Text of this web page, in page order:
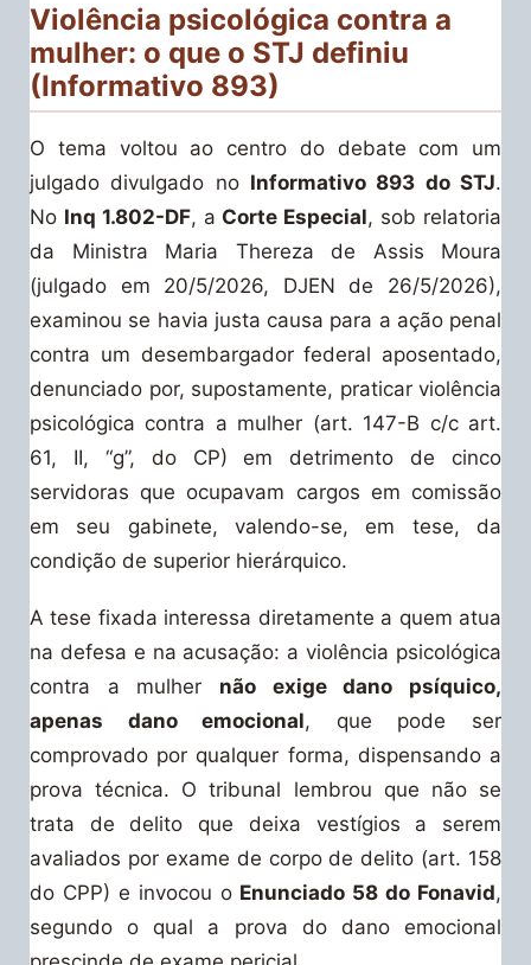
Violência psicológica contra a
mulher: o que o STJ definiu
(Informativo 893)
O tema voltou ao centro do debate com um
julgado divulgado no Informativo 893 do STJ.
No Inq 1.802-DF, a Corte Especial, sob relatoria
da Ministra Maria Thereza de Assis Moura
(julgado em 20/5/2026, DJEN de 26/5/2026),
examinou se havia justa causa para a ação penal
contra um desembargador federal aposentado,
denunciado por, supostamente, praticar violência
psicológica contra a mulher (art. 147-B c/c art.
61, II, “g”, do CP) em detrimento de cinco
servidoras que ocupavam cargos em comissão
em seu gabinete, valendo-se, em tese, da
condição de superior hierárquico.
A tese fixada interessa diretamente a quem atua
na defesa e na acusação: a violência psicológica
contra a mulher não exige dano psíquico,
apenas dano emocional, que pode ser
comprovado por qualquer forma, dispensando a
prova técnica. O tribunal lembrou que não se
trata de delito que deixa vestígios a serem
avaliados por exame de corpo de delito (art. 158
do CPP) e invocou o Enunciado 58 do Fonavid,
segundo o qual a prova do dano emocional